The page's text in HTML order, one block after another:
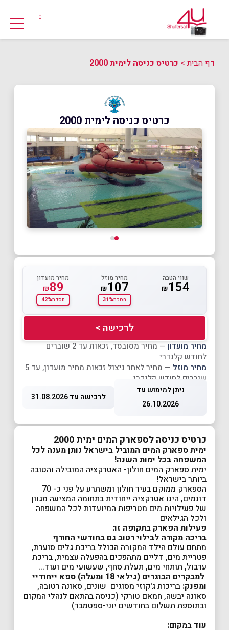
0
דף הבית> כרטיס כניסה לימית 2000
כרטיס כניסה לימית 2000
שווי הטבה
₪154
מחיר מוזל
₪107
חסכת31%
מחיר מועדון
₪89
חסכת42%
לרכישה >
מחיר מועדון
— מחיר מסובסד, זכאות עד 2 שוברים
לחודש קלנדרי
מחיר מוזל
— מחיר לאחר ניצול זכאות מחיר מועדון, עד 5
שוברים לחודש קלנדרי
ניתן למימוש עד
26.10.2026
לרכישה עד 31.08.2026
כרטיס כניסה לספארק המים ימית 2000
ימית ספארק המים המוביל בישראל נותן מענה לכל
המשפחה בכל ימות השנה!
ימית ספארק המים חולון- האטרקציה המובילה והטובה
ביותר בישראל!
הספארק ממוקם בעיר חולון ומשתרע על פני כ- 70
דונמים, הינו אטרקציה ייחודית בתחומה המציעה מגוון
של פעילויות מים מטריפות המיועדות לכל המשפחה
ולכל הגילאים
פעילות הפארק בתקופה זו:
בריכה מקורה לבילוי רטוב גם בחודשי החורף
מתחם עולם הילד המקורה הכולל בריכת גלים סוערת,
פטריית מים, דליים מתהפכים בהפעלה עצמית, בריכת
ערבול, תותחי מים, תעלת סחף, שעשועי מים ועוד...
למבקרים הבוגרים (גילאי 18 ומעלה) ספא ייחודיי
ומפנק: בריכות ג'קוזי מסוגים שונים, סאונה רטובה,
סאונה יבשה, חמאם טורקי (כניסה בהתאם לנהלי המקום
ובתוספת תשלום בחודשים יוני-ספטמבר)
עוד במקום: